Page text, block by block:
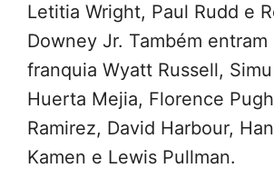
Letitia Wright, Paul Rudd e
Downey Jr. Também entram
franquia Wyatt Russell,
Huerta Mejia, Florence
Ramirez, David Harbour,
Kamen e Lewis Pullman.